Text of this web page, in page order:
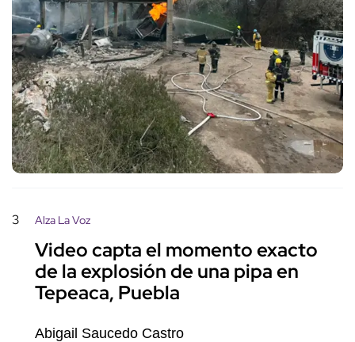
3 Alza La Voz
Video capta el momento exacto
de la explosión de una pipa en
Tepeaca, Puebla
Abigail Saucedo Castro